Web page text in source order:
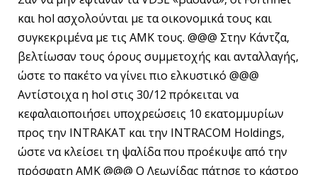
και hol ασχολούνται με τα οικονομικά τους και
συγκεκριμένα με τις ΑΜΚ τους. @@@ Στην Κάντζα,
βελτίωσαν τους όρους συμμετοχής και ανταλλαγής,
ώστε το πακέτο να γίνει πιο ελκυστικό @@@
Αντίστοιχα η hol στις 30/12 πρόκειται να
κεφαλαιοποιήσει υποχρεώσεις 10 εκατομμυρίων
προς την INTRAKAT και την INTRACOM Holdings,
ώστε να κλείσει τη ψαλίδα που προέκυψε από την
πρόσφατη ΑΜΚ @@@ Ο Λεωνίδας πάτησε το κάστρο